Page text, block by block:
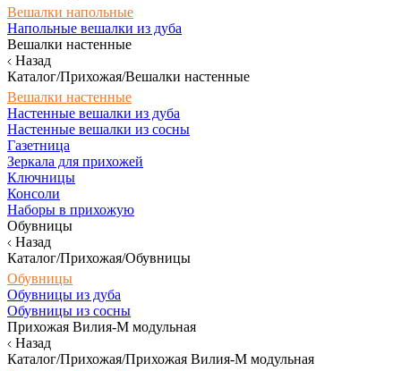
Вешалки напольные
Напольные вешалки из дуба
Вешалки настенные
Назад
Каталог/Прихожая/Вешалки настенные
Вешалки настенные
Настенные вешалки из дуба
Настенные вешалки из сосны
Газетница
Зеркала для прихожей
Ключницы
Консоли
Наборы в прихожую
Обувницы
Назад
Каталог/Прихожая/Обувницы
Обувницы
Обувницы из дуба
Обувницы из сосны
Прихожая Вилия-М модульная
Назад
Каталог/Прихожая/Прихожая Вилия-М модульная